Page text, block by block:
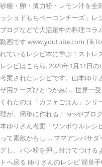
砂糖・卵・薄力粉・レモン汁を全
ッシュドもちベーコンチーズ」
ブログなどで大活躍中の料理コ
動画です www.youtube.com
れているレシピ本に学ぶ！ストレ
レシピはこちら. 2020年1月11日
考案されたレシピです。山本ゆ
ザ用チーズひとつかみ( … 世界一
くれたのは「カフェごはん」シ
理が、簡単に作れる！ snsやブロ
本ゆりさん考案「ワンボウルレシ
って素敵かもし … ママアンバサ
グし、パン粉を押し付けてつける
トへ戻る ゆりさんのレシピ 簡単